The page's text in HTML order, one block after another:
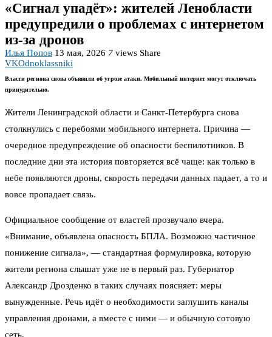
«Сигнал упадёт»: жителей Ленобласти
предупредили о проблемах с интернетом
из-за дронов
Илья Попов 13 мая, 2026 7 views Share
VKOdnoklassniki
Власти региона снова объявили об угрозе атаки. Мобильный интернет могут отключать
принудительно.
Жители Ленинградской области и Санкт-Петербурга снова
столкнулись с перебоями мобильного интернета. Причина —
очередное предупреждение об опасности беспилотников. В
последние дни эта история повторяется всё чаще: как только в
небе появляются дроны, скорость передачи данных падает, а то и
вовсе пропадает связь.
Официальное сообщение от властей прозвучало вчера.
«Внимание, объявлена опасность БПЛА. Возможно частичное
понижение сигнала», — стандартная формулировка, которую
жители региона слышат уже не в первый раз. Губернатор
Александр Дрозденко в таких случаях поясняет: меры
вынужденные. Речь идёт о необходимости заглушить каналы
управления дронами, а вместе с ними — и обычную сотовую
сеть.